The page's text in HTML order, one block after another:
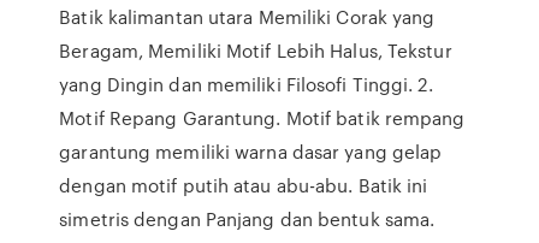
Batik kalimantan utara Memiliki Corak yang
Beragam, Memiliki Motif Lebih Halus, Tekstur
yang Dingin dan memiliki Filosofi Tinggi. 2.
Motif Repang Garantung. Motif batik rempang
garantung memiliki warna dasar yang gelap
dengan motif putih atau abu-abu. Batik ini
simetris dengan Panjang dan bentuk sama.